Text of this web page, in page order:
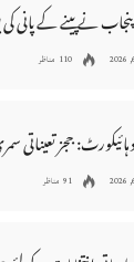
110 مناظر
91 مناظر